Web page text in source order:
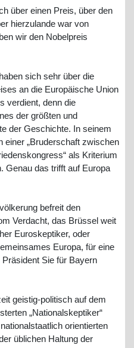
über einen Preis, über den
hierzulande war von
wir den Nobelpreis
sich sehr über die
an die Europäische Union
verdient, denn die
der größten und
der Geschichte. In seinem
einer „Bruderschaft zwischen
als Kriterium
Genau das trifft auf Europa
befreit den
Verdacht, das Brüssel weit
Euroskeptiker, oder
Europa, für eine
Sie für Bayern
geistig-politisch auf dem
„Nationalskeptiker“
orientierten
üblichen Haltung der